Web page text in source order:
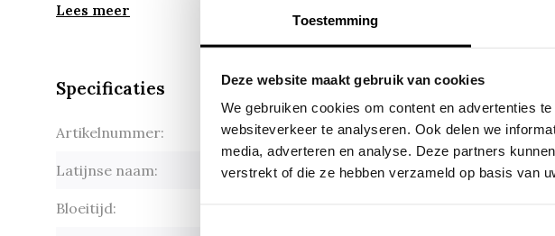
Toestemming
Deze website maakt gebruik van cookies
We gebruiken cookies om content en advertenties
websiteverkeer te analyseren. Ook delen we
media, adverteren en analyse. Deze partners
verstrekt of die ze hebben verzameld op basis van
Lees meer
Specificaties
Artikelnummer: Antennaria dioica
Latijnse naam: Antennaria dioica
Bloeitijd: